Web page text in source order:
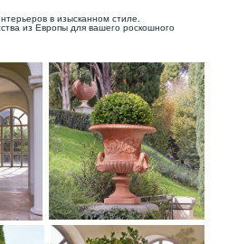
в изысканном стиле.
из Европы для вашего роскошного